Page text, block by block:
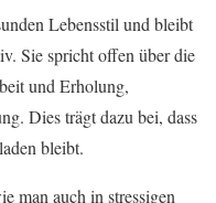
Lebensstil und bleibt
Sie spricht offen über die
und Erholung,
Dies trägt dazu bei, dass
bleibt.
man auch in stressigen